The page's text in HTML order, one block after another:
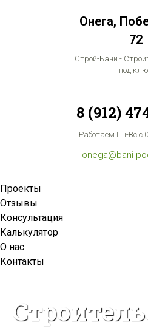
Онега,
72
Строй-Бани -
под
8 (912)
Работаем Пн-Вс с
onega@bani-
Проекты
Отзывы
Консультация
Калькулятор
О нас
Контакты